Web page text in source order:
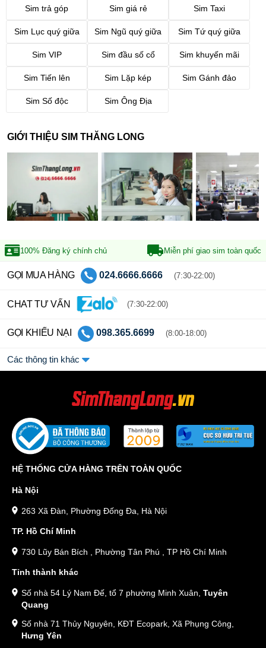
Sim trả góp Sim giá rẻ Sim Taxi
Sim Lục quý giữa Sim Ngũ quý giữa Sim Tứ quý giữa
Sim VIP Sim đầu số cổ Sim khuyến mãi
Sim Tiến lên Sim Lặp kép Sim Gánh đảo
Sim Số độc Sim Ông Địa
GIỚI THIỆU SIM THĂNG LONG
100% Đăng ký chính chủ Miễn phí giao sim toàn quốc
GỌI MUA HÀNG 024.6666.6666 (7:30-22:00)
CHAT TƯ VẤN (7:30-22:00)
GỌI KHIẾU NẠI 098.365.6699 (8:00-18:00)
Các thông tin khác
HỆ THỐNG CỬA HÀNG TRÊN TOÀN QUỐC
Hà Nội
263 Xã Đàn, Phường Đống Đa, Hà Nội
TP. Hồ Chí Minh
730 Lũy Bán Bích , Phường Tân Phú , TP Hồ Chí Minh
Tỉnh thành khác
Số nhà 54 Lý Nam Đế, tổ 7 phường Minh Xuân, Tuyên
Quang
Số nhà 71 Thủy Nguyên, KĐT Ecopark, Xã Phụng Công,
Hưng Yên